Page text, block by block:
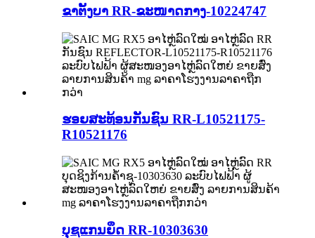
ຂາຕັ້ງບາ RR-ຂະໜາດກາງ-10224747
ຮອຍສະທ້ອນກັນຊົນ RR-L10521175-
R10521176
ບຸຊແກນຍຶດ RR-10303630